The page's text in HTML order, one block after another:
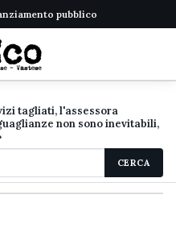
pubblico
tagliati, l'assessora
non sono inevitabili,
CERCA